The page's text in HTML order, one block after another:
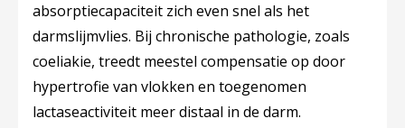
absorptiecapaciteit zich even snel als het
darmslijmvlies. Bij chronische pathologie, zoals
coeliakie, treedt meestel compensatie op door
hypertrofie van vlokken en toegenomen
lactaseactiviteit meer distaal in de darm.